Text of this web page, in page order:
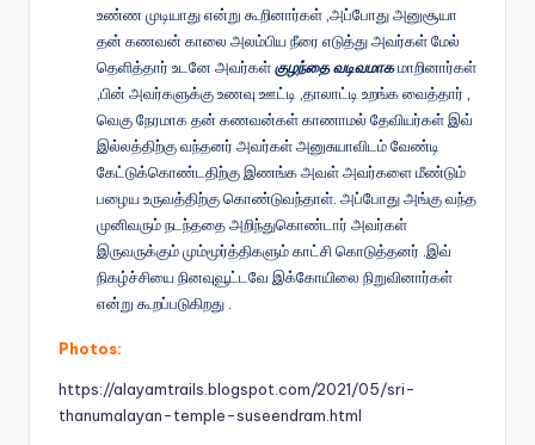
உண்ண முடியாது என்று கூறினார்கள் ,அப்போது அனுசூயா
தன் கணவன் காலை அலம்பிய நீரை எடுத்து அவர்கள் மேல்
தெளித்தார் உடனே அவர்கள்குழந்தை வடிவமாகமாறினார்கள்
,பின் அவர்களுக்கு உணவு ஊட்டி ,தாலாட்டி உறங்க வைத்தார் ,
வெகு நேரமாக தன் கணவன்கள் காணாமல் தேவியர்கள் இவ்
இல்லத்திற்கு வந்தனர் அவர்கள் அனுசுயாவிடம் வேண்டி
கேட்டுக்கொண்டதிற்கு இணங்க அவள் அவர்களை மீண்டும்
பழைய உருவத்திற்கு கொண்டுவந்தாள். அப்போது அங்கு வந்த
முனிவரும் நடந்ததை அறிந்துகொண்டார் அவர்கள்
இருவருக்கும் மும்மூர்த்திகளும் காட்சி கொடுத்தனர் .இவ்
நிகழ்ச்சியை நினவுவூட்டவே இக்கோயிலை நிறுவினார்கள்
என்று கூறப்படுகிறது .
Photos:
https://alayamtrails.blogspot.com/2021/05/sri-
thanumalayan-temple-suseendram.html